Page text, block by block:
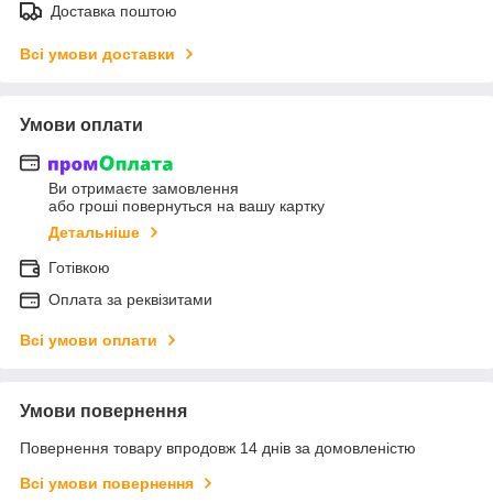
Доставка поштою
Всі умови доставки
Умови оплати
Ви отримаєте замовлення
або гроші повернуться на вашу картку
Детальніше
Готівкою
Оплата за реквізитами
Всі умови оплати
Умови повернення
Повернення товару впродовж 14 днів за домовленістю
Всі умови повернення